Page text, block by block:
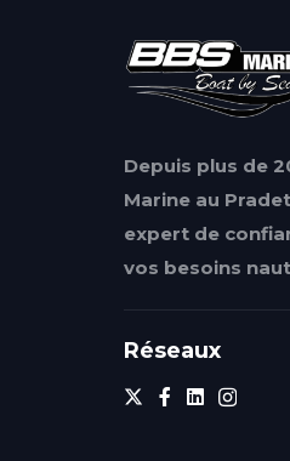
Depuis plus de
Marine au
expert de
vos besoins
Réseaux